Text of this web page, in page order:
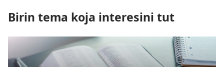
Birin tema koja interesini tut